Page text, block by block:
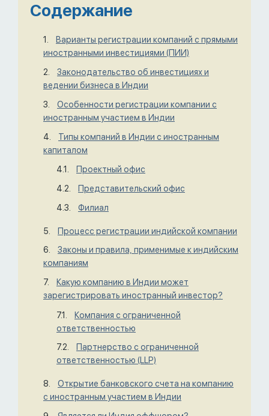
Содержание
Варианты регистрации компаний с прямыми
иностранными инвестициями (ПИИ)
Законодательство об инвестициях и
ведении бизнеса в Индии
Особенности регистрации компании с
иностранным участием в Индии
Типы компаний в Индии с иностранным
капиталом
Проектный офис
Представительский офис
Филиал
Процесс регистрации индийской компании
Законы и правила, применимые к индийским
компаниям
Какую компанию в Индии может
зарегистрировать иностранный инвестор?
Компания с ограниченной
ответственностью
Партнерство с ограниченной
ответственностью (LLP)
Открытие банковского счета на компанию
с иностранным участием в Индии